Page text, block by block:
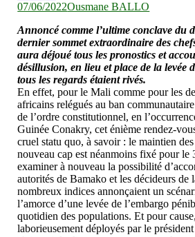
07/06/2022Ousmane BALLO
Annoncé comme l’ultime conclave du
dernier sommet extraordinaire des
aura déjoué tous les pronostics et
désillusion, en lieu et place de la levée
tous les regards étaient rivés.
En effet, pour le Mali comme pour les
africains relégués au ban
de l’ordre constitutionnel, en
Guinée Conakry, cet énième rendez-
cruel statu quo, à savoir : le maintien
nouveau cap est néanmoins fixé pour
examiner à nouveau la possibilité
autorités de Bamako et les décideurs de
nombreux indices annonçaient un
l’amorce d’une levée de l’embargo
quotidien des populations. Et pour
laborieusement déployés par le